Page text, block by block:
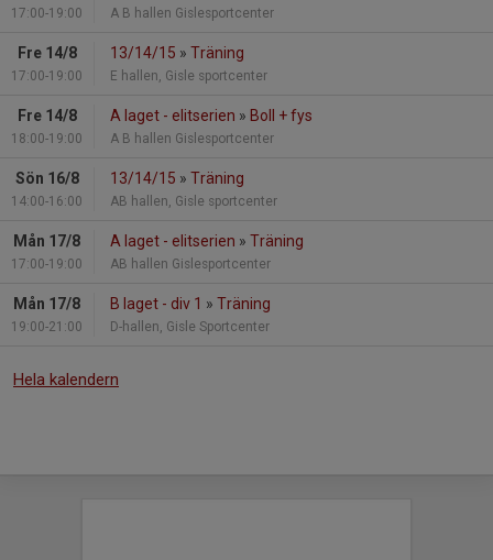
17:00-19:00 A B hallen Gislesportcenter
Fre 14/8
17:00-19:00
13/14/15 » Träning
E hallen, Gisle sportcenter
Fre 14/8
18:00-19:00
A laget - elitserien » Boll + fys
A B hallen Gislesportcenter
Sön 16/8
14:00-16:00
13/14/15 » Träning
AB hallen, Gisle sportcenter
Mån 17/8
17:00-19:00
A laget - elitserien » Träning
AB hallen Gislesportcenter
Mån 17/8
19:00-21:00
B laget - div 1 » Träning
D-hallen, Gisle Sportcenter
Hela kalendern